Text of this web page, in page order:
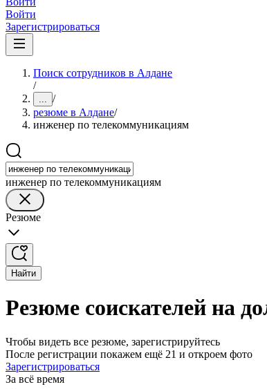
Войти
Зарегистрироваться
Поиск сотрудников в Алдане
/
... /
резюме в Алдане/
инженер по телекоммуникациям
инженер по телекоммуникациям
Резюме
Найти
Резюме соискателей на
Чтобы видеть все резюме, зарегистрируйтесь
После регистрации покажем ещё 21 и откроем фото
Зарегистрироваться
За всё время